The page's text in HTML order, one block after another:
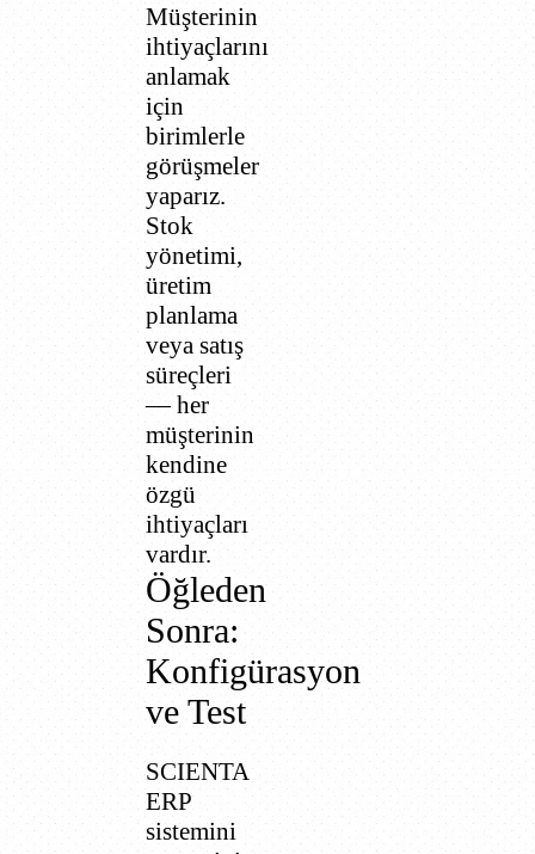
Müşterinin
ihtiyaçlarını
anlamak
için
birimlerle
görüşmeler
yaparız.
Stok
yönetimi,
üretim
planlama
veya satış
süreçleri
— her
müşterinin
kendine
özgü
ihtiyaçları
vardır.
Öğleden
Sonra:
Konfigürasyon
ve Test
SCIENTA
ERP
sistemini